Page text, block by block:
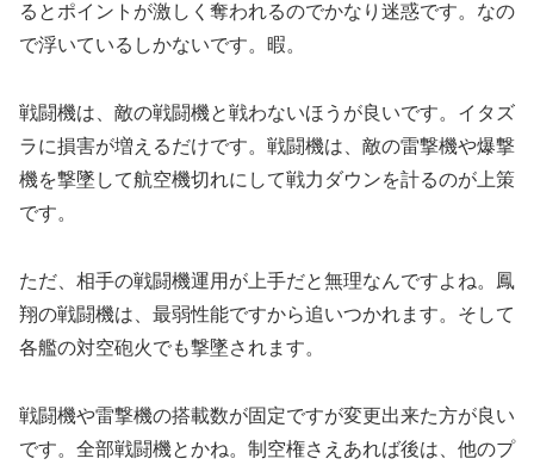
るとポイントが激しく奪われるのでかなり迷惑です。なの
で浮いているしかないです。暇。
戦闘機は、敵の戦闘機と戦わないほうが良いです。イタズ
ラに損害が増えるだけです。戦闘機は、敵の雷撃機や爆撃
機を撃墜して航空機切れにして戦力ダウンを計るのが上策
です。
ただ、相手の戦闘機運用が上手だと無理なんですよね。鳳
翔の戦闘機は、最弱性能ですから追いつかれます。そして
各艦の対空砲火でも撃墜されます。
戦闘機や雷撃機の搭載数が固定ですが変更出来た方が良い
です。全部戦闘機とかね。制空権さえあれば後は、他のプ